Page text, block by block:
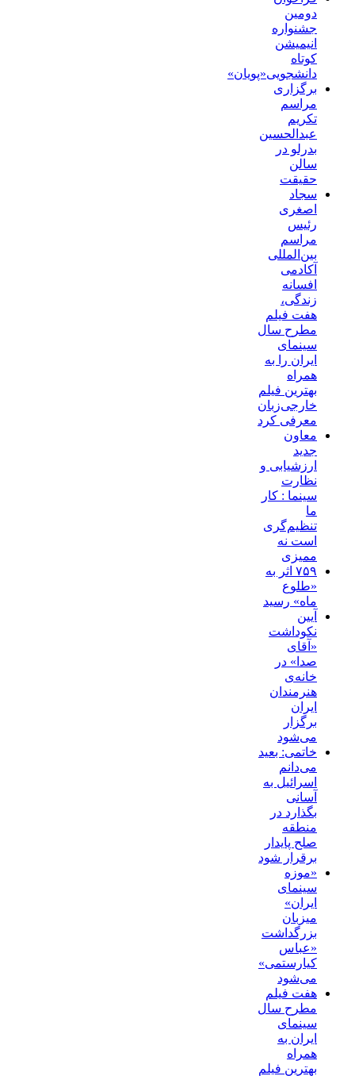
دومین
جشنواره
انیمیشن
کوتاه
دانشجویی«پویان»
برگزاری
مراسم
تکریم
عبدالحسین
بدرلو در
سالن
حقیقت
سجاد
اصغری
رئیس
مراسم
بین‌المللی
آکادمی
افسانه
زندگی،
هفت فیلم
مطرح سال
سینمای
ایران را به
همراه
بهترین فیلم
خارجی‌زبان
معرفی کرد
معاون
جدید
ارزشیابی و
نظارت
سینما : کار
ما
تنظیم‌گری
است نه
ممیزی
۷۵۹ اثر به
«طلوع
ماه» رسید
آیین
نکوداشت
«آقای
صدا» در
خانه‌ی
هنرمندان
ایران
برگزار
می‌شود
خاتمی: بعید
می‌دانم
اسرائیل به
آسانی
بگذارد در
منطقه
صلح پایدار
برقرار شود
«موزه
سینمای
ایران»
میزبان
بزرگداشت
«عباس
کیارستمی»
می‌شود
هفت فیلم
مطرح سال
سینمای
ایران به
همراه
بهترین فیلم